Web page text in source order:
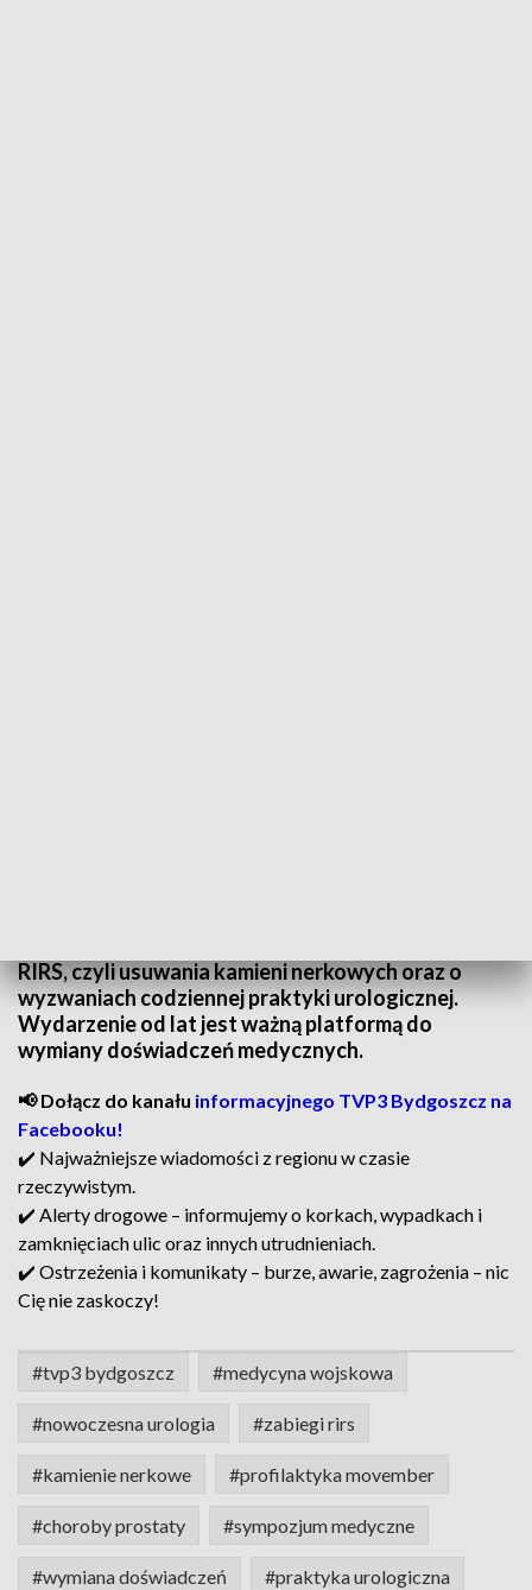
RIRS, czyli usuwania kamieni nerkowych oraz o
wyzwaniach codziennej praktyki urologicznej.
Wydarzenie od lat jest ważną platformą do
wymiany doświadczeń medycznych.
📢 Dołącz do kanału informacyjnego TVP3 Bydgoszcz na
Facebooku!
✔️ Najważniejsze wiadomości z regionu w czasie
rzeczywistym.
✔️ Alerty drogowe – informujemy o korkach, wypadkach i
zamknięciach ulic oraz innych utrudnieniach.
✔️ Ostrzeżenia i komunikaty – burze, awarie, zagrożenia – nic
Cię nie zaskoczy!
#tvp3 bydgoszcz #medycyna wojskowa
#nowoczesna urologia #zabiegi rirs
#kamienie nerkowe #profilaktyka movember
#choroby prostaty #sympozjum medyczne
#wymiana doświadczeń #praktyka urologiczna